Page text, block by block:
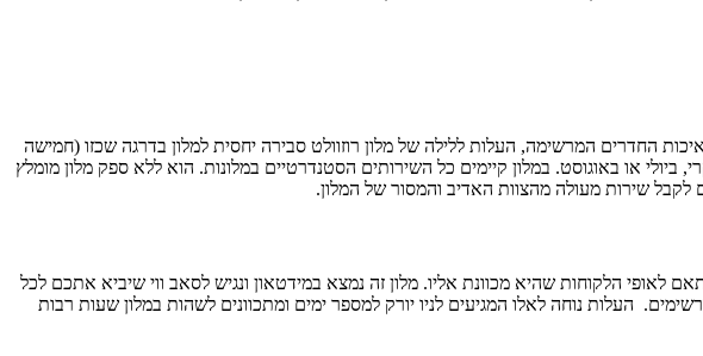
החדרים המרשימה, העלות ללילה של מלון רוזוולט סבירה יחסית למלון בדרגה שכזו (חמישה
על 170$ בממוצע בעונת הסתיו אך יכול להגיע גם ל-300$ בעונת התיירות בעיר, קרי, ביולי או באוגוסט. במלון קיימים כל השירותים הסטנדרטיים במלונות. הוא ללא ספק מלון מומלץ
לקבל שירות מעולה מהצוות האדיב והמסור של המלון.
הלקוחות שהיא מכוונת אליו. מלון זה נמצא במידטאון ונגיש לסאב ווי שיביא אתכם לכל
העלות נוחה לאלו המגיעים לניו יורק למספר ימים ומתכוונים לשהות במלון שעות רבות